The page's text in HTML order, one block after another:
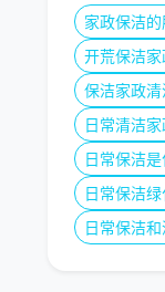
家政保洁
开荒保洁
保洁家政
日常清洁
日常保洁
日常保洁
日常保洁